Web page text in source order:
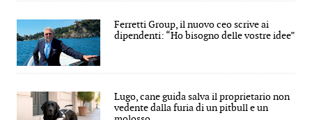
Ferretti Group, il nuovo ceo scrive ai
dipendenti: “Ho bisogno delle vostre idee”
Lugo, cane guida salva il proprietario non
vedente dalla furia di un pitbull e un